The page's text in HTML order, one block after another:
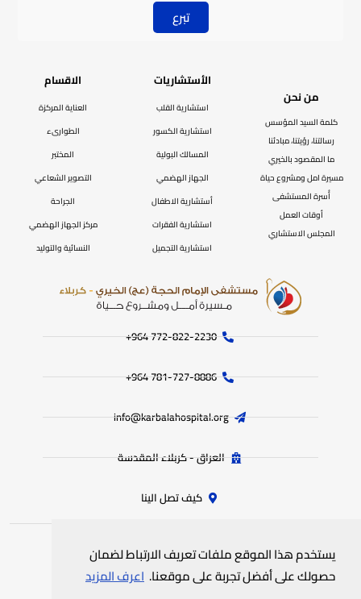
يستخدم هذا الموقع ملفات تعريف الارتباط لضمان
حصولك على أفضل تجربة على موقعنا. اعرف المزيد
772-822-2230‏ 964+
781-727-8886 964+
info@karbalahospital.org
العراق - كربلاء المقدسة
كيف تصل الينا
الاقسام
العناية المركزة
الطوارىء
المختبر
التصوير الشعاعي
الجراحة
مركز الجهاز الهضمي
النسائية والتوليد
الأستشاريات
استشارية القلب
استشارية الكسور
المسالك البولية
الجهاز الهضمي
أستشارية الاطفال
استشارية الفقرات
استشارية التجميل
من نحن
كلمة السيد المؤسس
رسالتنا، رؤيتنا، مبادئنا
ما المقصود بالخيري
مسيرة امل ومشروع حياة
أُسرة المستشفى
أوقات العمل
المجلس الاستشاري
تبرع
جميع الحقوق محفوظة لمستشفى الامام الحجة (عج) الخيري© 2025